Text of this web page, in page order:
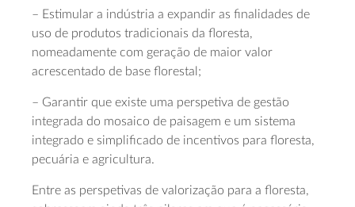
– Estimular a indústria a expandir as finalidades de
uso de produtos tradicionais da floresta,
nomeadamente com geração de maior valor
acrescentado de base florestal;
– Garantir que existe uma perspetiva de gestão
integrada do mosaico de paisagem e um sistema
integrado e simplificado de incentivos para floresta,
pecuária e agricultura.
Entre as perspetivas de valorização para a floresta,